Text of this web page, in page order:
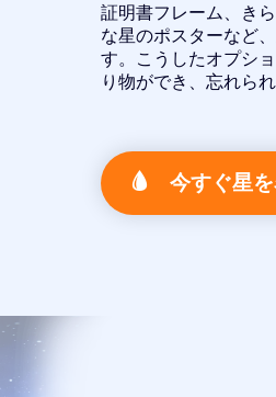
証明書フレーム、き
な星のポスターなど
す。こうしたオプシ
り物ができ、忘れら
今すぐ星